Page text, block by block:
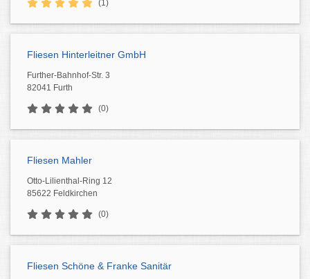
(1)
Fliesen Hinterleitner GmbH
Further-Bahnhof-Str. 3
82041 Furth
(0)
Fliesen Mahler
Otto-Lilienthal-Ring 12
85622 Feldkirchen
(0)
Fliesen Schöne & Franke Sanitär